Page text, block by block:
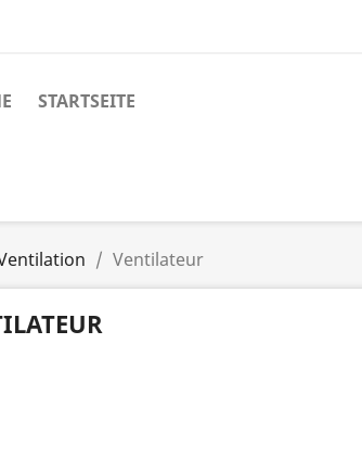
STARTSEITE
Ventilateur